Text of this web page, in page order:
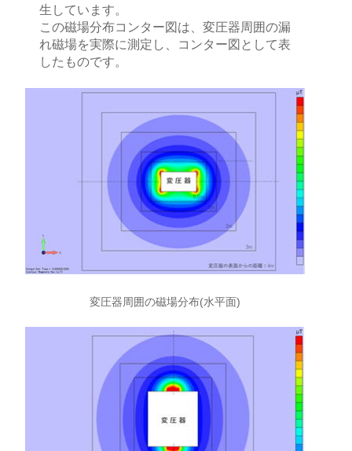
生しています。
この磁場分布コンター図は、変圧器周囲の漏
れ磁場を実際に測定し、コンター図として表
したものです。
変圧器周囲の磁場分布(水平面)